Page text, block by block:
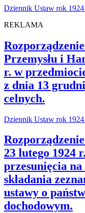
Dziennik Ustaw rok
REKLAMA
Przemysłu i
r. w
z dnia 13
celnych.
Dziennik Ustaw rok
23 lutego 1924
przesunięcia
składania
ustawy o
dochodowym.